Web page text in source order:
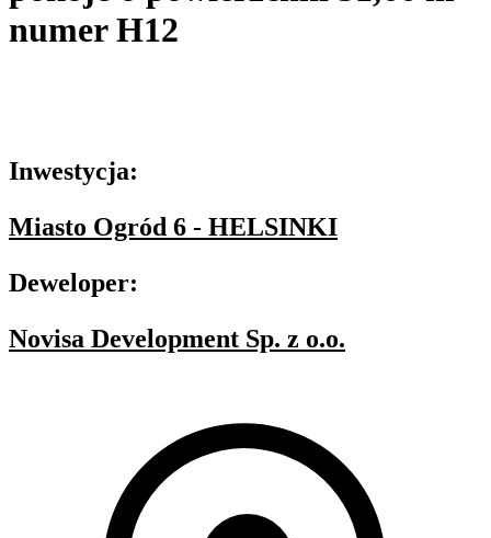
numer H12
Inwestycja:
Miasto Ogród 6 - HELSINKI
Deweloper:
Novisa Development Sp. z o.o.